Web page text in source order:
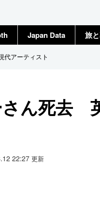
Japan Data 旅
アーティスト
ん死去
22:27 更新